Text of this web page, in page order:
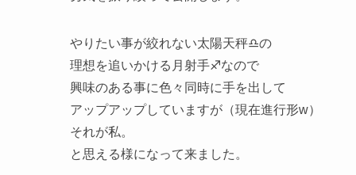
やりたい事が絞れない太陽天秤♎️の
理想を追いかける月射手♐️なので
興味のある事に色々同時に手を出して
アップアップしていますが（現在進行形w）
それが私。
と思える様になって来ました。